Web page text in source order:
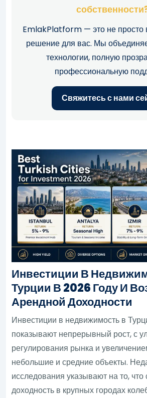
EmlakPlatform — это не просто
решение для вас. Мы
технологии, полную
профессиональную
Свяжитесь с нами
Инвестиции В
Турции В 2026 Году И
Арендной Доходности
Инвестиции в недвижимость в
показывают непрерывный рост, с
регулирования рынка и
небольшие и средние объекты.
исследования указывают на то, что
доходность в крупных городах